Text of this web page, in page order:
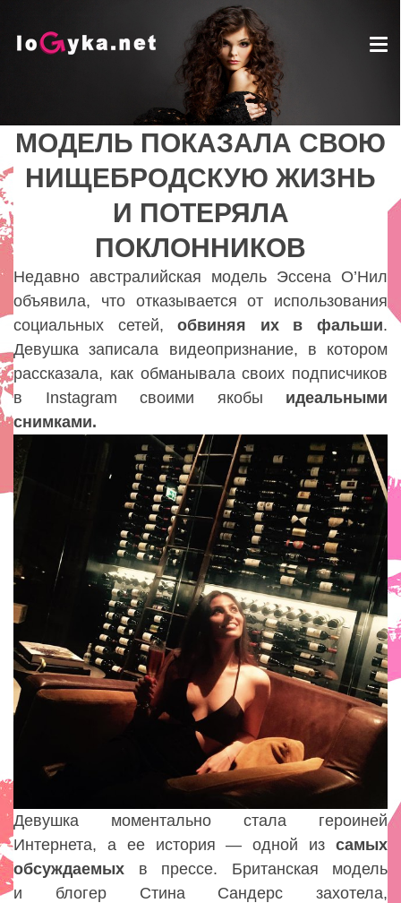
МОДЕЛЬ ПОКАЗАЛА СВОЮ
НИЩЕБРОДСКУЮ ЖИЗНЬ
И ПОТЕРЯЛА
ПОКЛОННИКОВ
Lady
МОДЕЛЬ ПОКАЗАЛА СВОЮ
НИЩЕБРОДСКУЮ ЖИЗНЬ
И ПОТЕРЯЛА
ПОКЛОННИКОВ
Недавно австралийская модель Эссена О’Нил
объявила, что отказывается от использования
социальных сетей,обвиняя их в фальши.
Девушка записала видеопризнание, в котором
рассказала, как обманывала своих подписчиков
в Instagram своими якобы идеальными
снимками.
Девушка моментально стала героиней
Интернета, а ее история — одной из самых
обсуждаемых в прессе. Британская модель
и блогер Стина Сандерс захотела,